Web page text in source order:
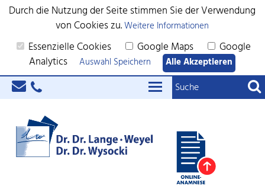
Durch die Nutzung der Seite stimmen Sie der Verwendung
von Cookies zu.Weitere Informationen
Essenzielle Cookies Google Maps Google
Analytics Auswahl Speichern Alle Akzeptieren